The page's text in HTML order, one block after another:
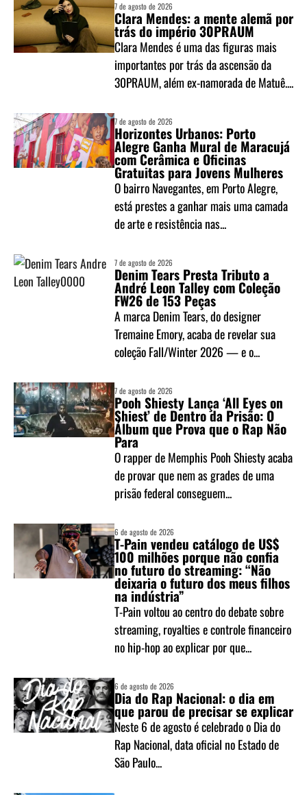
7 de agosto de 2026
Clara Mendes: a mente alemã por
trás do império 30PRAUM
Clara Mendes é uma das figuras mais
importantes por trás da ascensão da
30PRAUM, além ex-namorada de Matuê....
7 de agosto de 2026
Horizontes Urbanos: Porto
Alegre Ganha Mural de Maracujá
com Cerâmica e Oficinas
Gratuitas para Jovens Mulheres
O bairro Navegantes, em Porto Alegre,
está prestes a ganhar mais uma camada
de arte e resistência nas...
7 de agosto de 2026
Denim Tears Presta Tributo a
André Leon Talley com Coleção
FW26 de 153 Peças
A marca Denim Tears, do designer
Tremaine Emory, acaba de revelar sua
coleção Fall/Winter 2026 — e o...
7 de agosto de 2026
Pooh Shiesty Lança ‘All Eyes on
Shiest’ de Dentro da Prisão: O
Álbum que Prova que o Rap Não
Para
O rapper de Memphis Pooh Shiesty acaba
de provar que nem as grades de uma
prisão federal conseguem...
6 de agosto de 2026
T-Pain vendeu catálogo de US$
100 milhões porque não confia
no futuro do streaming: “Não
deixaria o futuro dos meus filhos
na indústria”
T-Pain voltou ao centro do debate sobre
streaming, royalties e controle financeiro
no hip-hop ao explicar por que...
6 de agosto de 2026
Dia do Rap Nacional: o dia em
que parou de precisar se explicar
Neste 6 de agosto é celebrado o Dia do
Rap Nacional, data oficial no Estado de
São Paulo...